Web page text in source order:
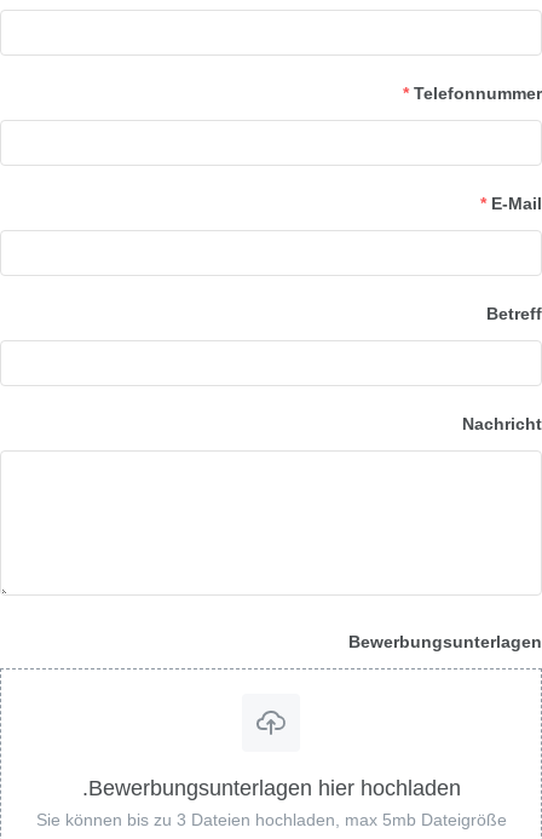
Telefonnummer
*
E-Mail
*
Betreff
Nachricht
Bewerbungsunterlagen
Bewerbungsunterlagen hier hochladen.
Sie können bis zu 3 Dateien hochladen, max 5mb Dateigröße